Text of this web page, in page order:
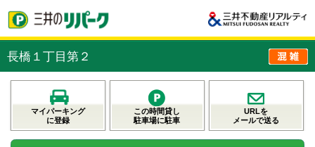
長橋１丁目第２
マイパーキング
に登録
この時間貸し
駐車場に駐車
URLを
メールで送る